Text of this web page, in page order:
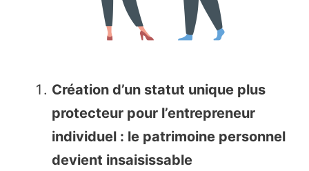
Création d’un statut unique plus
protecteur pour l’entrepreneur
individuel : le patrimoine personnel
devient insaisissable